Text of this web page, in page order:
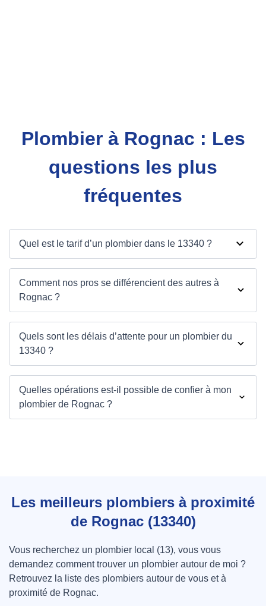
Plombier à Rognac : Les
questions les plus
fréquentes
Quel est le tarif d’un plombier dans le 13340 ?
Comment nos pros se différencient des autres à
Rognac ?
Quels sont les délais d’attente pour un plombier du
13340 ?
Quelles opérations est-il possible de confier à mon
plombier de Rognac ?
Les meilleurs plombiers à proximité
de Rognac (13340)
Vous recherchez un plombier local (13), vous vous
demandez comment trouver un plombier autour de moi ?
Retrouvez la liste des plombiers autour de vous et à
proximité de Rognac.